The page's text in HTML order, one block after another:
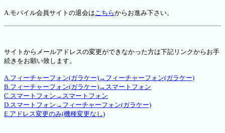
A.モバイル会員サイトの退会はこちらからお進み下さい。
サイトからメールアドレスの変更ができなかった方は下記リンクからお手
続きをお願い致します。
A.フィーチャーフォン(ガラケー)→フィーチャーフォン(ガラケー)
B.フィーチャーフォン(ガラケー)→スマートフォン
C.スマートフォン→スマートフォン
D.スマートフォン→フィーチャーフォン(ガラケー)
E.アドレス変更のみ(機種変更なし)